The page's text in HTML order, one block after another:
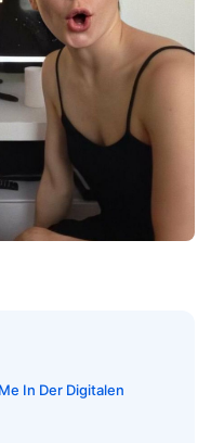
In Der Digitalen